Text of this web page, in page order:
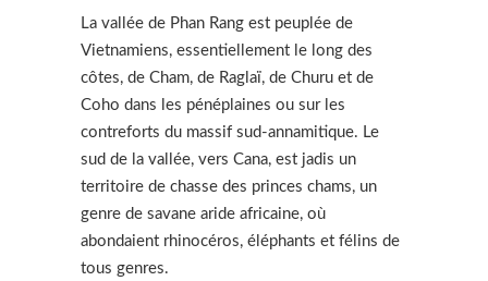
La vallée de Phan Rang est peuplée de
Vietnamiens, essentiellement le long des
côtes, de Cham, de Raglaï, de Churu et de
Coho dans les pénéplaines ou sur les
contreforts du massif sud-annamitique. Le
sud de la vallée, vers Cana, est jadis un
territoire de chasse des princes chams, un
genre de savane aride africaine, où
abondaient rhinocéros, éléphants et félins de
tous genres.